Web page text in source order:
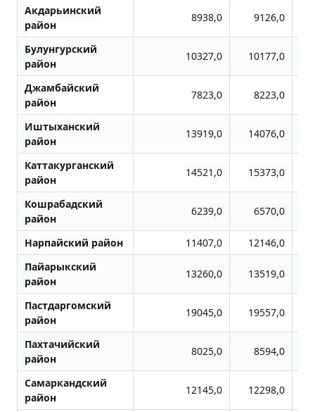
Акдарьинский
район
8938,0 9126,0
Булунгурский
район
10327,0 10177,0
Джамбайский
район
7823,0 8223,0
Иштыханский
район
13919,0 14076,0
Каттакурганский
район
14521,0 15373,0
Кошрабадский
район
6239,0 6570,0
Нарпайский район 11407,0 12146,0
Пайарыкский
район
13260,0 13519,0
Пастдаргомский
район
19045,0 19557,0
Пахтачийский
район
8025,0 8594,0
Самаркандский
район
12145,0 12298,0